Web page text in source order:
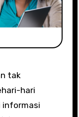
hari
informasi